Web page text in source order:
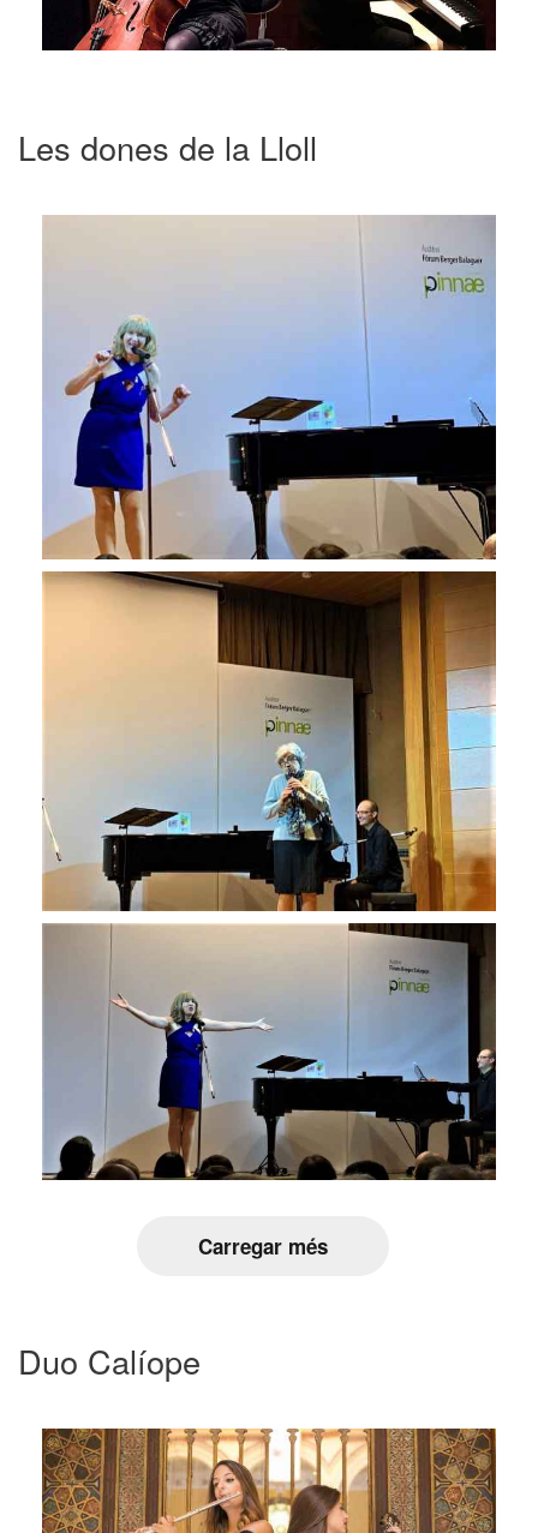
Les dones de la Lloll
Carregar més
Duo Calíope